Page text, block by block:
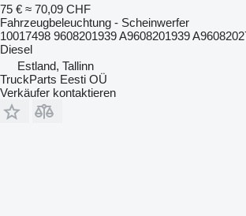
75 € ≈ 70,09 CHF
Fahrzeugbeleuchtung - Scheinwerfer
10017498 9608201939 A9608201939
Diesel
Estland, Tallinn
TruckParts Eesti OÜ
Verkäufer kontaktieren